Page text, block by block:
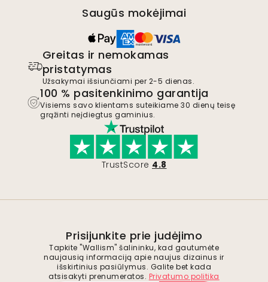
Saugūs mokėjimai
Greitas ir nemokamas
pristatymas
Užsakymai išsiunčiami per 2-5 dienas.
100 % pasitenkinimo garantija
Visiems savo klientams suteikiame 30 dienų teisę
grąžinti neįdiegtus gaminius.
TrustScore 4.8
Prisijunkite prie judėjimo
Tapkite "Wallism" šalininku, kad gautumėte
naujausią informaciją apie naujus dizainus ir
išskirtinius pasiūlymus. Galite bet kada
atsisakyti prenumeratos. Privatumo politika